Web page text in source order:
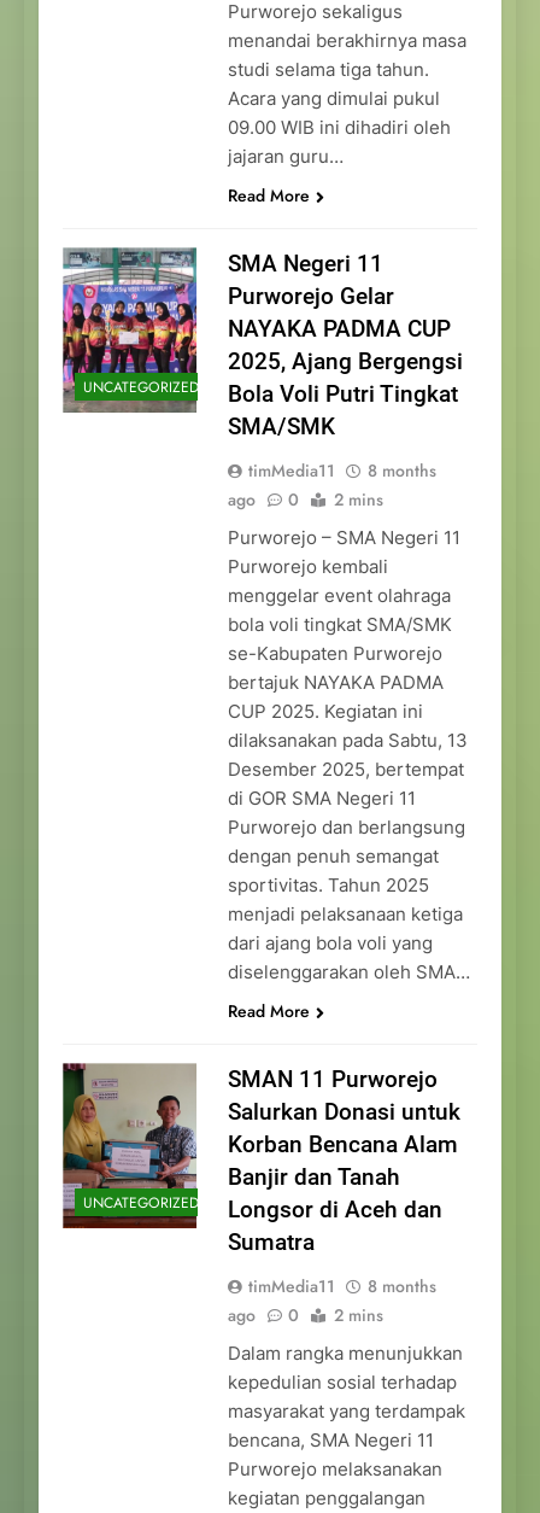
Purworejo sekaligus
menandai berakhirnya masa
studi selama tiga tahun.
Acara yang dimulai pukul
09.00 WIB ini dihadiri oleh
jajaran guru…
Read More
UNCATEGORIZED
SMA Negeri 11
Purworejo Gelar
NAYAKA PADMA CUP
2025, Ajang Bergengsi
Bola Voli Putri Tingkat
SMA/SMK
timMedia11
8 months
ago
0 2 mins
Purworejo – SMA Negeri 11
Purworejo kembali
menggelar event olahraga
bola voli tingkat SMA/SMK
se-Kabupaten Purworejo
bertajuk NAYAKA PADMA
CUP 2025. Kegiatan ini
dilaksanakan pada Sabtu, 13
Desember 2025, bertempat
di GOR SMA Negeri 11
Purworejo dan berlangsung
dengan penuh semangat
sportivitas. Tahun 2025
menjadi pelaksanaan ketiga
dari ajang bola voli yang
diselenggarakan oleh SMA…
Read More
UNCATEGORIZED
SMAN 11 Purworejo
Salurkan Donasi untuk
Korban Bencana Alam
Banjir dan Tanah
Longsor di Aceh dan
Sumatra
timMedia11
8 months
ago
0 2 mins
Dalam rangka menunjukkan
kepedulian sosial terhadap
masyarakat yang terdampak
bencana, SMA Negeri 11
Purworejo melaksanakan
kegiatan penggalangan